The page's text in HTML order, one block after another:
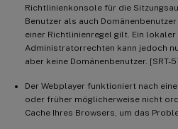
Richtlinienkonsole für die
Benutzer als auch
einer Richtlinienregel gilt. Ein
Administratorrechten kann jedoch
aber keine Domänenbenutzer. [SRT-
Der Webplayer funktioniert nach
oder früher möglicherweise nicht
Cache Ihres Browsers, um das